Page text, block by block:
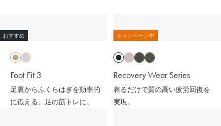
おすすめ
Foot Fit 3
足裏からふくらはぎを効率的
に鍛える。足の筋トレに。
キャンペーン中
Recovery Wear Series
着るだけで質の高い疲労回復を
実現。